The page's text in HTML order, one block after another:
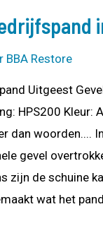
BBA Restore
Uitgeest
HPS200 Kleur:
dan woorden....
gevel
zijn de schuine
wat het